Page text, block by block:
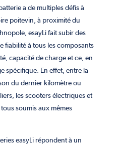
a de multiples défis à
poitevin, à proximité du
esayLi fait subir des
fiabilité à tous les composants
capacité de charge et ce, en
spécifique. En effet, entre la
du dernier kilomètre ou
les scooters électriques et
soumis aux mêmes
easyLi répondent à un